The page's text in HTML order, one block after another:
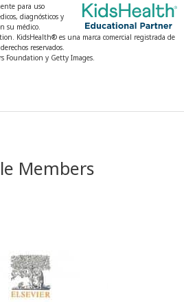
para uso
diagnósticos y
su médico.
KidsHealth® es una marca comercial registrada de
reservados.
Foundation y Getty Images.
Members